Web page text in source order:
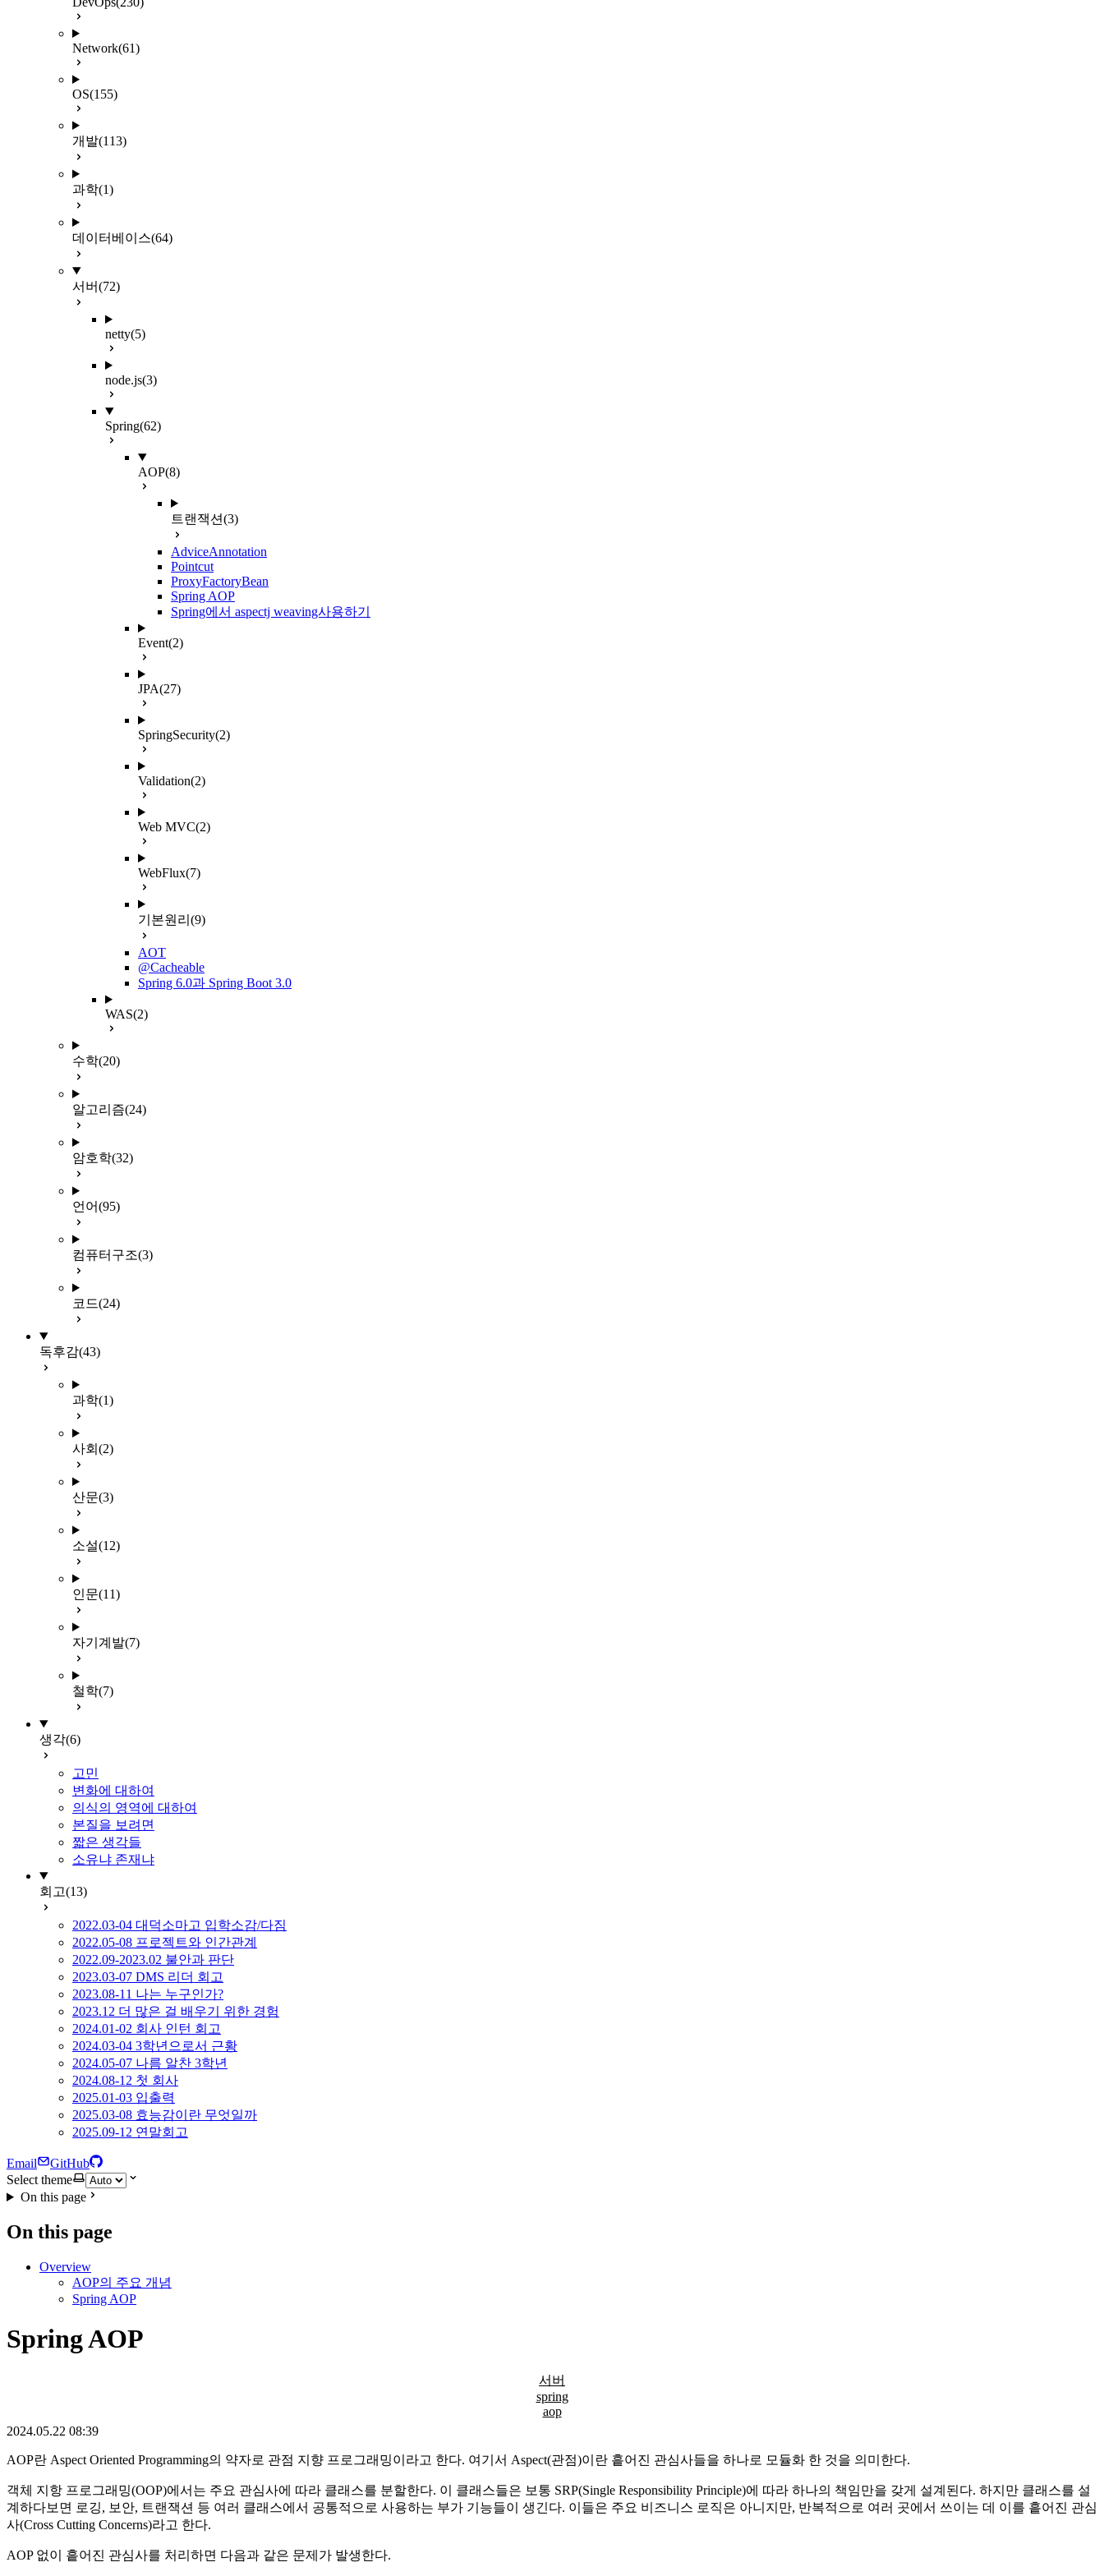
Network(61)
OS(155)
개발(113)
과학(1)
데이터베이스(64)
서버(72)
netty(5)
node.js(3)
Spring(62)
AOP(8)
트랜잭션(3)
AdviceAnnotation
Pointcut
ProxyFactoryBean
Spring AOP
Spring에서 aspectj weaving사용하기
Event(2)
JPA(27)
SpringSecurity(2)
Validation(2)
Web MVC(2)
WebFlux(7)
기본원리 (9)
AOT
@Cacheable
Spring 6.0과 Spring Boot 3.0
WAS(2)
수학(20)
알고리즘(24)
암호학(32)
언어(95)
컴퓨터구조(3)
코드(24)
독후감(43)
과학(1)
사회 (2)
산문(3)
소설(12)
인문(11)
자기계발(7)
철학(7)
생각(6)
고민
변화에 대하여
의식의 영역에 대하여
본질을 보려면
짧은 생각들
소유냐 존재냐
회고(13)
2022.03-04 대덕소마고 입학소감/다짐
2022.05-08 프로젝트와 인간관계
2022.09-2023.02 불안과 판단
2023.03-07 DMS 리더 회고
2023.08-11 나는 누구인가?
2023.12 더 많은 걸 배우기 위한 경험
2024.01-02 회사 인턴 회고
2024.03-04 3학년으로서 근황
2024.05-07 나름 알찬 3학년
2024.08-12 첫 회사
2025.01-03 입출력
2025.03-08 효능감이란 무엇일까
2025.09-12 연말회고
Email
GitHub
Select theme
On this page
On this page
Overview
AOP의 주요 개념
Spring AOP
Spring AOP
서버
spring
aop
2024.05.22 08:39
AOP란 Aspect Oriented Programming의 약자로 관점 지향 프로그래밍이라고 한다. 여기서 Aspect(관점)이란 흩어진 관심사들을 하나로 모듈화 한 것을 의미한다.
객체 지항 프로그래밍(OOP)에서는 주요 관심사에 따라 클래스를 분할한다. 이 클래스들은 보통 SRP(Single Responsibility Principle)에 따라 하나의 책임만을 갖게 설계된다. 하지만 클래스를 설
계하다보면 로깅, 보안, 트랜잭션 등 여러 클래스에서 공통적으로 사용하는 부가 기능들이 생긴다. 이들은 주요 비즈니스 로직은 아니지만, 반복적으로 여러 곳에서 쓰이는 데 이를 흩어진 관심
사(Cross Cutting Concerns)라고 한다.
AOP 없이 흩어진 관심사를 처리하면 다음과 같은 문제가 발생한다.